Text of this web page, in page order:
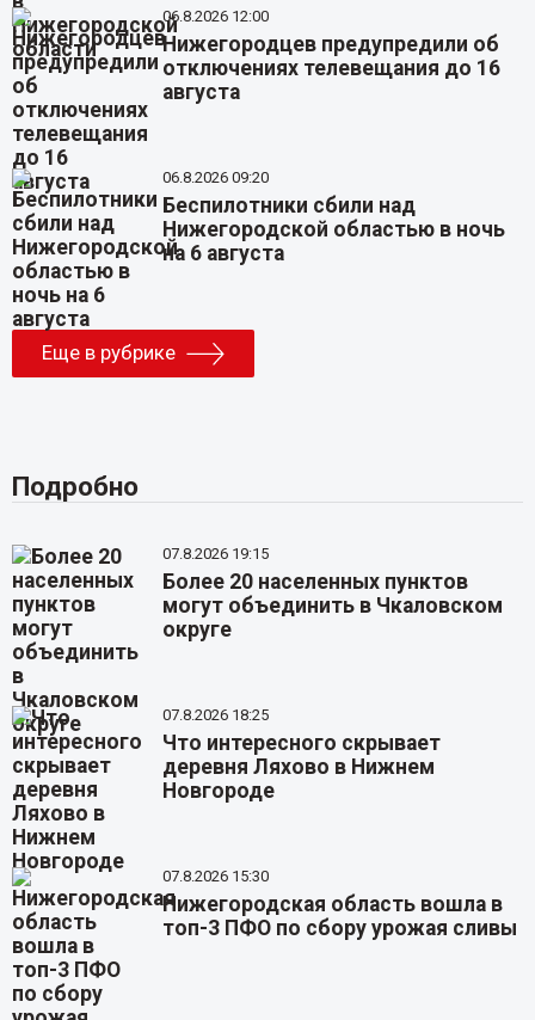
06.8.2026 12:00
Нижегородцев предупредили об
отключениях телевещания до 16
августа
06.8.2026 09:20
Беспилотники сбили над
Нижегородской областью в ночь
на 6 августа
Еще в рубрике
Подробно
07.8.2026 19:15
Более 20 населенных пунктов
могут объединить в Чкаловском
округе
07.8.2026 18:25
Что интересного скрывает
деревня Ляхово в Нижнем
Новгороде
07.8.2026 15:30
Нижегородская область вошла в
топ-3 ПФО по сбору урожая сливы